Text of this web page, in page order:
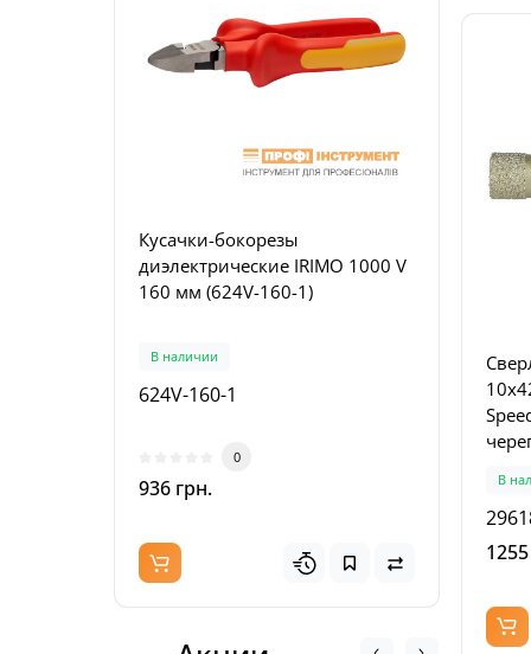
Кусачки-бокорезы
диэлектрические IRIMO 1000 V
160 мм (624V-160-1)
В наличии
624V-160-1
0
936 грн.
В
867
В